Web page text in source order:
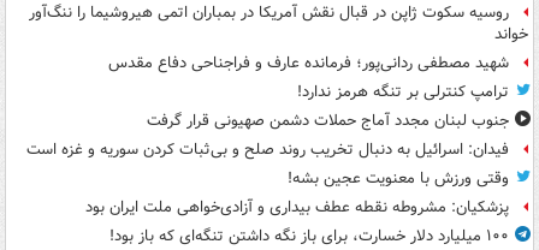
روسیه سکوت ژاپن در قبال نقش آمریکا در بمباران اتمی هیروشیما را ننگ‌آور
خواند
شهید مصطفی ردانی‌پور؛ فرمانده عارف و فراجناحی دفاع مقدس
ترامپ کنترلی بر تنگه هرمز ندارد!
جنوب لبنان مجدد آماج حملات دشمن صهیونی قرار گرفت
فیدان: اسرائیل به دنبال تخریب روند صلح و بی‌ثبات کردن سوریه و غزه است
وقتی ورزش با معنویت عجین بشه!
پزشکیان: مشروطه نقطه عطف بیداری و آزادی‌خواهی ملت ایران بود
۱۰۰ میلیارد دلار خسارت، برای باز نگه داشتن تنگه‌ای که باز بود!